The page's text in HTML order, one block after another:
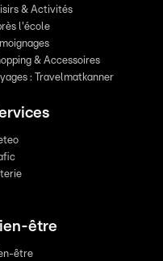
& Activités
l'école
& Accessoires
: Travelmatkanner
être
être